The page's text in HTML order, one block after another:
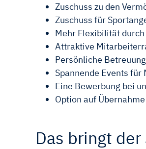
Zuschuss zu den
Zuschuss für
Mehr Flexibilität
Attraktive
Persönliche
Spannende Events
Eine Bewerbung bei
Option auf
Das bringt der